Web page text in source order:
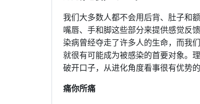
我们大多数人都不会用后背、肚子和
嘴唇、手和脚这些部分来提供感觉反
染病曾经夺走了许多人的生命，而我
就很有可能成为被感染的首要对象。
破开口子，从进化角度看事很有优势的
痛你所痛